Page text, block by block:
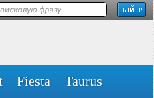
Fiesta
Taurus